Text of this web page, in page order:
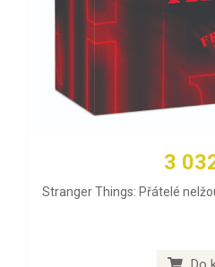
3
Stranger Things: Přátelé